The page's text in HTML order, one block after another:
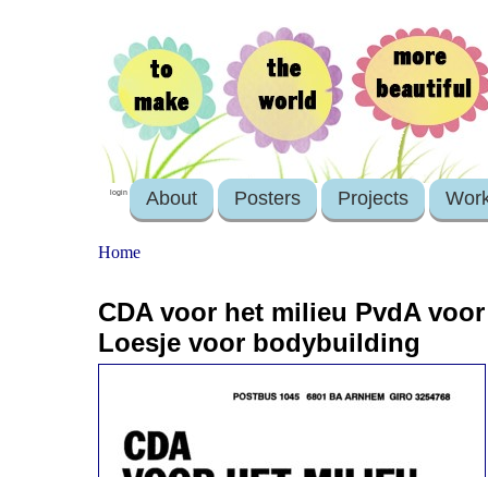
login About Posters Projects
Home
CDA voor het milieu PvdA
Loesje voor bodybuilding